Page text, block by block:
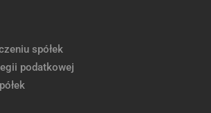
spółek
podatkowej